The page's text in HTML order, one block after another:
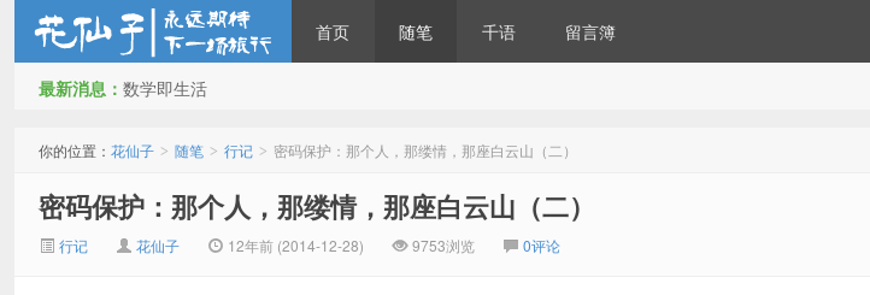
首页 随笔 千语 留言簿
最新消息： 数学即生活
你的位置： 花仙子 > 随笔 > 行记 > 密码保护：那个人，那缕情，那座白云山（二）
密码保护：那个人，那缕情，那座白云山（二）
行记 花仙子 12年前 (2014-12-28) 9753浏览 0评论